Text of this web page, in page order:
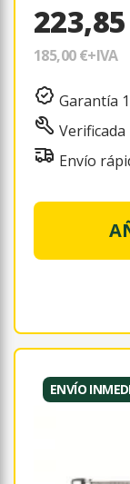
185,00 €+IVA
Garantía
Envío
ENVÍO